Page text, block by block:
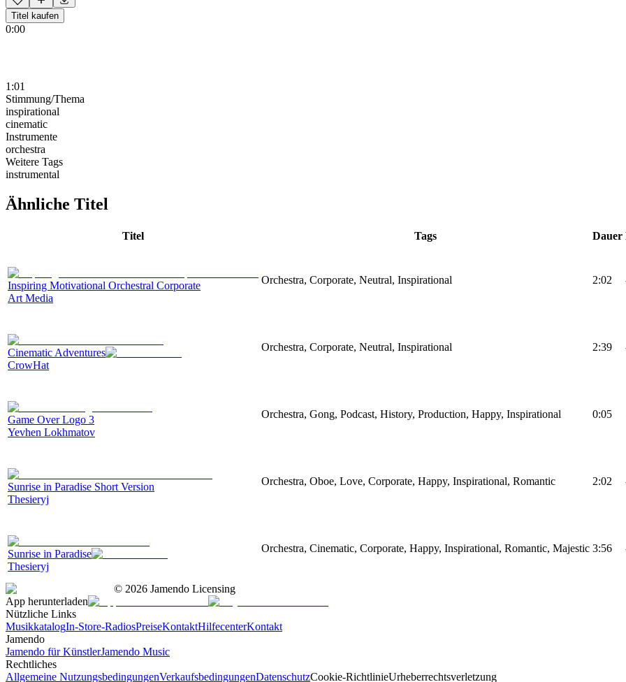
Titel kaufen
0:00
1:01
Stimmung/Thema
inspirational
cinematic
Instrumente
orchestra
Weitere Tags
instrumental
Ähnliche Titel
Titel Tags Dauer
Inspiring Motivational Orchestral Corporate
Art Media
Orchestra, Corporate, Neutral, Inspirational 2:02
Cinematic Adventures
CrowHat
Orchestra, Corporate, Neutral, Inspirational 2:39
Game Over Logo 3
Yevhen Lokhmatov
Orchestra, Gong, Podcast, History, Production, Happy, Inspirational 0:05
Sunrise in Paradise Short Version
Thesieryj
Orchestra, Oboe, Love, Corporate, Happy, Inspirational, Romantic 2:02
Sunrise in Paradise
Thesieryj
Orchestra, Cinematic, Corporate, Happy, Inspirational, Romantic, Majestic 3:56
© 2026 Jamendo Licensing
App herunterladen
Nützliche Links
MusikkatalogIn-Store-RadiosPreiseKontaktHilfecenterKontakt
Jamendo
Jamendo für KünstlerJamendo Music
Rechtliches
Allgemeine NutzungsbedingungenVerkaufsbedingungenDatenschutzCookie-RichtlinieUrheberrechtsverletzung